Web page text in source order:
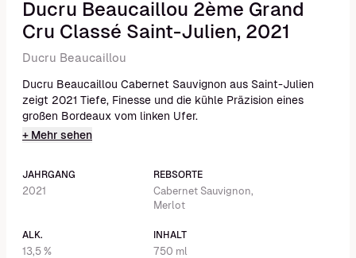
Ducru Beaucaillou 2ème Grand
Cru Classé Saint-Julien, 2021
Ducru Beaucaillou
Ducru Beaucaillou Cabernet Sauvignon aus Saint-Julien
zeigt 2021 Tiefe, Finesse und die kühle Präzision eines
großen Bordeaux vom linken Ufer.
+ Mehr sehen
JAHRGANG
2021
REBSORTE
Cabernet Sauvignon,
Merlot
ALK.
13,5 %
INHALT
750 ml